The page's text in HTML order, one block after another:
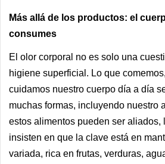
Más allá de los productos: el
consumes
El olor corporal no es solo una
higiene superficial. Lo que
cuidamos nuestro cuerpo día a día
muchas formas, incluyendo nuestro
estos alimentos pueden ser aliados,
insisten en que la clave está en
variada, rica en frutas, verduras,